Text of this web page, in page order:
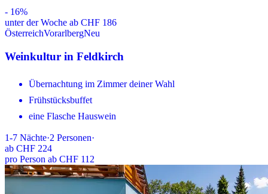
- 16%
unter der Woche ab CHF 186
ÖsterreichVorarlbergNeu
Weinkultur in Feldkirch
Übernachtung im Zimmer deiner Wahl
Frühstücksbuffet
eine Flasche Hauswein
1-7 Nächte·2 Personen·
ab CHF 224
pro Person ab CHF 112